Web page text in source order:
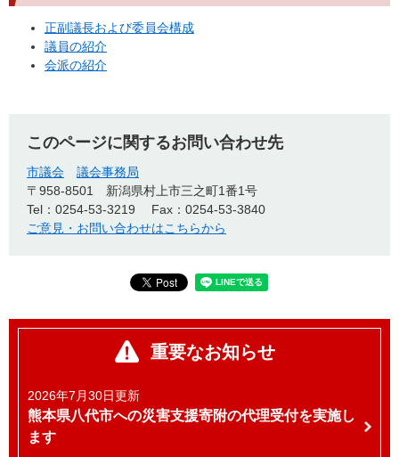
正副議長および委員会構成
議員の紹介
会派の紹介
このページに関するお問い合わせ先
市議会
議会事務局
〒958-8501
新潟県村上市三之町1番1号
Tel：0254-53-3219
Fax：0254-53-3840
ご意見・お問い合わせはこちらから
重要なお知らせ
2026年7月30日更新
熊本県八代市への災害支援寄附の代理受付を実施し
ます